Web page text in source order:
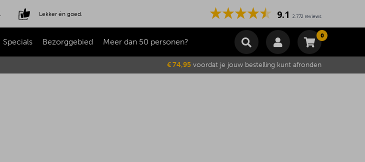
Lekker én goed. 9.1 2.772 reviews
Specials Bezorggebied Meer dan 50 personen?
0
Winkelmand
Subtotaal €0,00
€ 74,95 voordat je jouw bestelling kunt afronden